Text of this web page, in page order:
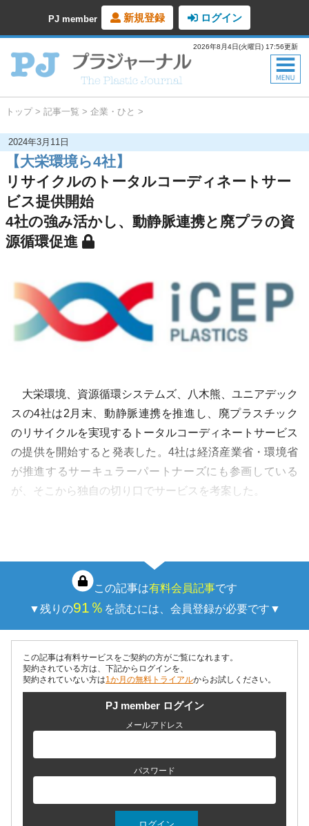
PJ member 新規登録 ログイン
2026年8月4日(火曜日) 17:56更新
トップ 記事一覧 企業・ひと
2024年3月11日
【大栄環境ら4社】
リサイクルのトータルコーディネートサー
ビス提供開始
4社の強み活かし、動静脈連携と廃プラの資
源循環促進
大栄環境、資源循環システムズ、八木熊、ユニアデック
スの4社は2月末、動静脈連携を推進し、廃プラスチック
のリサイクルを実現するトータルコーディネートサービス
の提供を開始すると発表した。4社は経済産業省・環境省
が推進するサーキュラーパートナーズにも参画している
が、そこから独自の切り口でサービスを考案した。
この記事は有料会員記事です
▼残りの91％ を読むには、会員登録が必要です▼
この記事は有料サービスをご契約の方がご覧になれます。
契約されている方は、下記からログインを、
契約されていない方は1か月の無料トライアルからお試しください。
PJ member ログイン
メールアドレス
パスワード